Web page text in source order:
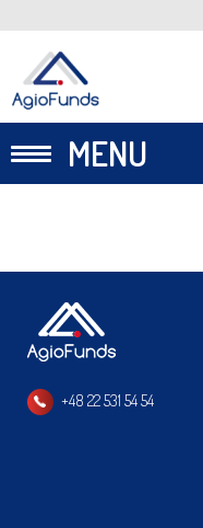
MENU
+48 22 531 54 54